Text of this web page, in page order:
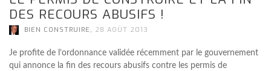
DES RECOURS ABUSIFS !
BIEN CONSTRUIRE , 28 AOÛT 2013
Je profite de l’ordonnance validée récemment par le gouvernement
qui annonce la fin des recours abusifs contre les permis de